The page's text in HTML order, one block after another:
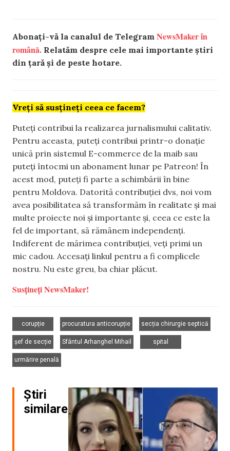
Abonați-vă la canalul de Telegram NewsMaker în
română. Relatăm despre cele mai importante știri
din țară și de peste hotare.
Vreți să susțineți ceea ce facem?
Puteți contribui la realizarea jurnalismului calitativ.
Pentru aceasta, puteți contribui printr-o donație
unică prin sistemul E-commerce de la maib sau
puteți întocmi un abonament lunar pe Patreon! În
acest mod, puteți fi parte a schimbării în bine
pentru Moldova. Datorită contribuției dvs, noi vom
avea posibilitatea să transformăm în realitate și mai
multe proiecte noi și importante și, ceea ce este la
fel de important, să rămânem independenți.
Indiferent de mărimea contribuției, veți primi un
mic cadou. Accesați linkul pentru a fi complicele
nostru. Nu este greu, ba chiar plăcut.
Susțineți NewsMaker!
corupție
procuratura anticorupție
secția chirurgie septică
șef de secție
Sfântul Arhanghel Mihail
spital
urmărire penală
Știri
similare